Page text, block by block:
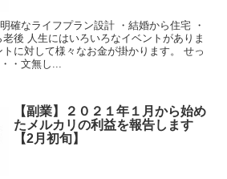
確なライフプラン設計 ・結婚から住宅 ・
後 人生にはいろいろなイベントがありま
に対して様々なお金が掛かります。 せっ
・文無し...
【副業】２０２１年１月から始め
たメルカリの利益を報告します
【2月初旬】